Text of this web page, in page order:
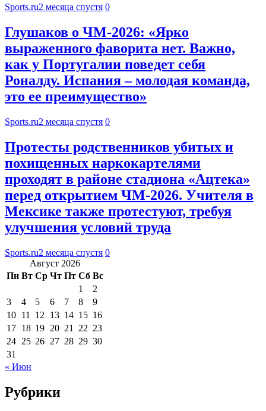
Sports.ru2 месяца спустя 0
Глушаков о ЧМ-2026: «Ярко
выраженного фаворита нет. Важно,
как у Португалии поведет себя
Роналду. Испания – молодая команда,
это ее преимущество»
Sports.ru2 месяца спустя 0
Протесты родственников убитых и
похищенных наркокартелями
проходят в районе стадиона «Ацтека»
перед открытием ЧМ-2026. Учителя в
Мексике также протестуют, требуя
улучшения условий труда
Sports.ru2 месяца спустя 0
Август 2026
Пн Вт Ср Чт Пт Сб Вс
1
2
3
4 5 6 7 8
9
10 11 12 13 14 15 16
17 18 19 20 21 22 23
24 25 26 27 28 29 30
31
« Июн
Рубрики